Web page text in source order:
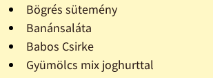
Bögrés sütemény
Banánsaláta
Babos Csirke
Gyümölcs mix joghurttal